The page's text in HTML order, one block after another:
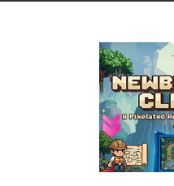
S
T
R
U
C
T
I